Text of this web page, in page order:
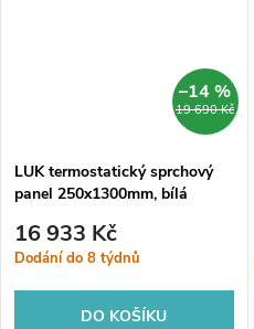
19 690 Kč
–14 %
LUK termostatický sprchový
panel 250x1300mm, bílá
16 933 Kč
Dodání do 8 týdnů
DO KOŠÍKU